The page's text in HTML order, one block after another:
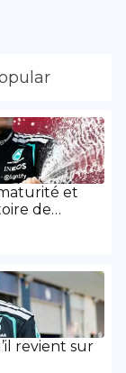
et
de
»
revient sur